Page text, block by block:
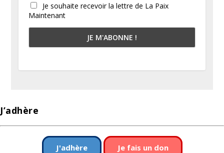
Je souhaite recevoir la lettre de La Paix
Maintenant
J’adhère
J'adhère Je fais un don